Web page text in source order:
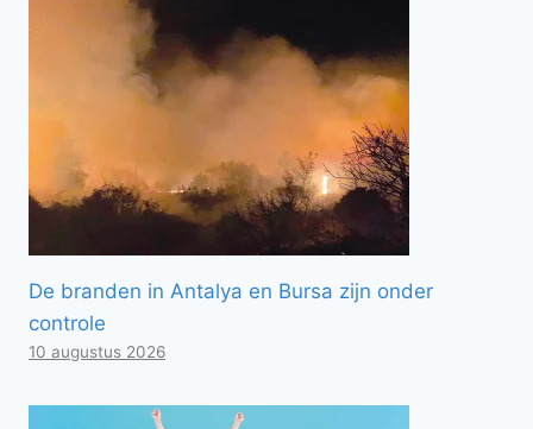
De branden in Antalya en Bursa zijn onder
controle
10 augustus 2026